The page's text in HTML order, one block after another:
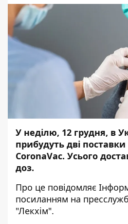
У неділю, 12 грудня, в
прибудуть дві
CoronaVaс. Усього
доз.
Про це повідомляє
посиланням на
"Лекхім".